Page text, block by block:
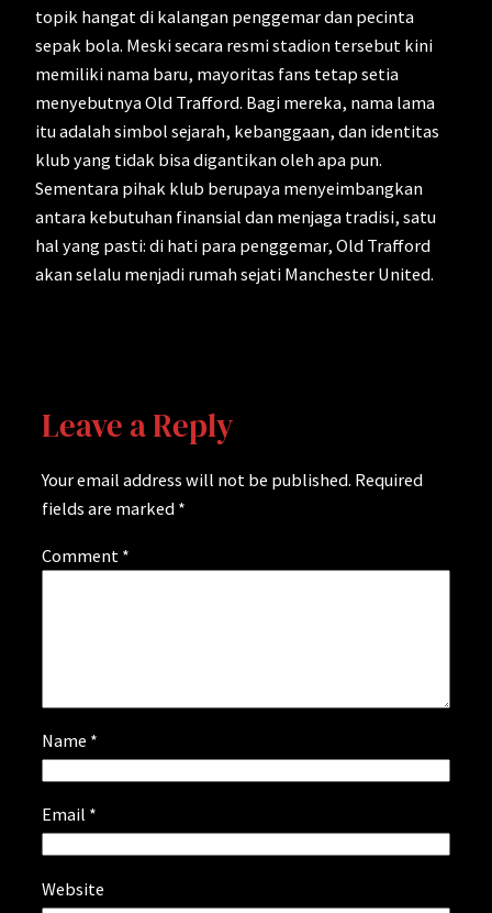
topik hangat di kalangan penggemar dan pecinta
sepak bola. Meski secara resmi stadion tersebut kini
memiliki nama baru, mayoritas fans tetap setia
menyebutnya Old Trafford. Bagi mereka, nama lama
itu adalah simbol sejarah, kebanggaan, dan identitas
klub yang tidak bisa digantikan oleh apa pun.
Sementara pihak klub berupaya menyeimbangkan
antara kebutuhan finansial dan menjaga tradisi, satu
hal yang pasti: di hati para penggemar, Old Trafford
akan selalu menjadi rumah sejati Manchester United.
Leave a Reply
Your email address will not be published. Required
fields are marked *
Comment *
Name *
Email *
Website